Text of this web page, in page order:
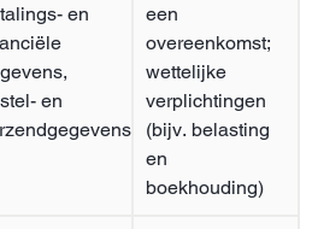
en
en
een
overeenkomst;
wettelijke
verplichtingen
(bijv. belasting
en
boekhouding)